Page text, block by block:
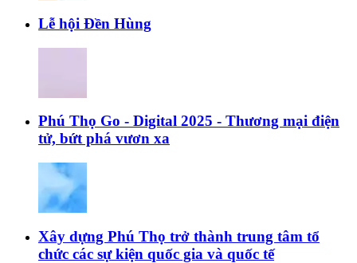
Lễ hội Đền Hùng
Phú Thọ Go - Digital 2025 - Thương mại điện
tử, bứt phá vươn xa
Xây dựng Phú Thọ trở thành trung tâm tổ
chức các sự kiện quốc gia và quốc tế